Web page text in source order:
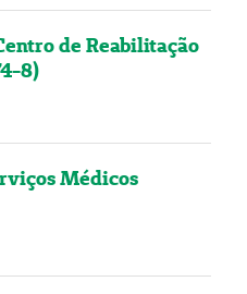
de Reabilitação
8)
Médicos